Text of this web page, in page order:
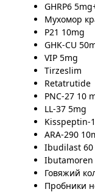
GHRP6
Мухомор
P21 10mg
GHK-CU
VIP 5mg
Tirzeslim
Retatrutide
PNC-27 10
LL-37 5mg
Kisspeptin-
ARA-290
Ibudilast 60
Ibutamoren
Говяжий
Пробники